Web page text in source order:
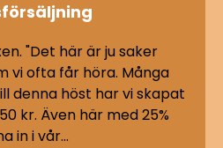
"Det här är ju saker
vi ofta får höra. Många
denna höst har vi skapat
kr. Även här med 25%
in i vår...